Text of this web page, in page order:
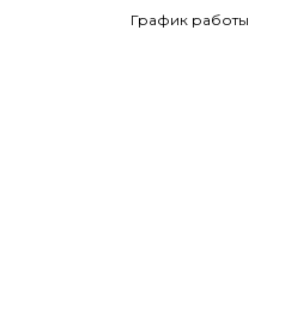
График работы